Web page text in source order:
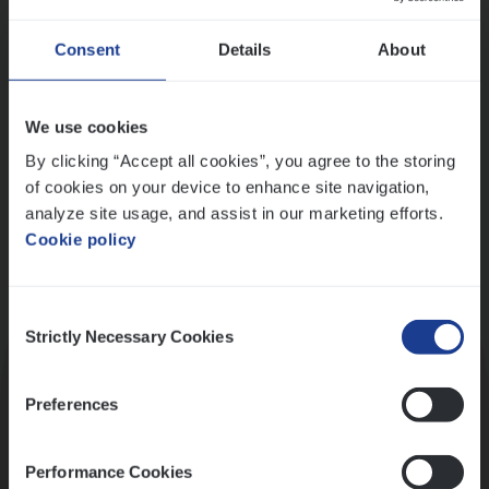
Consent Details About
We use cookies
By clicking “Accept all cookies”, you agree to the storing
of cookies on your device to enhance site navigation,
analyze site usage, and assist in our marketing efforts.
Cookie policy
Selection
Strictly Necessary Cookies
Preferences
Performance Cookies
Ons sollicitatieproces